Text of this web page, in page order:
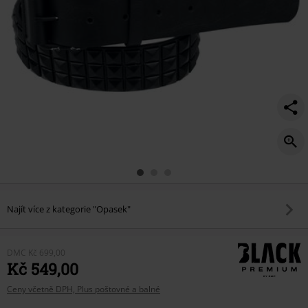
Najít více z kategorie "Opasek"
DMC Kč 699,00
Kč 549,00
Ceny včetně DPH, Plus poštovné a balné